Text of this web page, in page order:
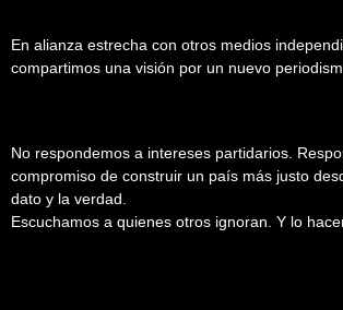
En alianza estrecha con otros medios
compartimos una visión por un nuevo
No respondemos a intereses partidarios.
compromiso de construir un país más justo
dato y la verdad.
Escuchamos a quienes otros ignoran. Y lo